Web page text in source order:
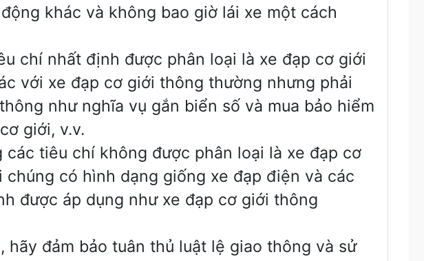
khác và không bao giờ lái xe một cách
chí nhất định được phân loại là xe đạp cơ giới
với xe đạp cơ giới thông thường nhưng phải
như nghĩa vụ gắn biển số và mua bảo hiểm
giới, v.v.
tiêu chí không được phân loại là xe đạp cơ
có hình dạng giống xe đạp điện và các
được áp dụng như xe đạp cơ giới thông
hãy đảm bảo tuân thủ luật lệ giao thông và sử